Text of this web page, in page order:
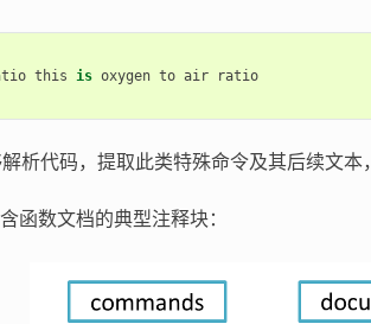
this is oxygen to air ratio
析代码，提取此类特殊命令及其后续文本
函数文档的典型注释块：